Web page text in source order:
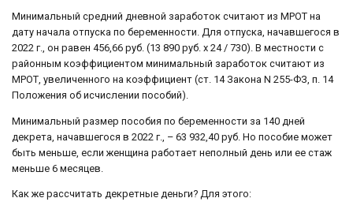
Минимальный средний дневной заработок считают из МРОТ на
дату начала отпуска по беременности. Для отпуска, начавшегося в
2022 г., он равен 456,66 руб. (13 890 руб. x 24 / 730). В местности с
районным коэффициентом минимальный заработок считают из
МРОТ, увеличенного на коэффициент (ст. 14 Закона N 255-ФЗ, п. 14
Положения об исчислении пособий).
Минимальный размер пособия по беременности за 140 дней
декрета, начавшегося в 2022 г., – 63 932,40 руб. Но пособие может
быть меньше, если женщина работает неполный день или ее стаж
меньше 6 месяцев.
Как же рассчитать декретные деньги? Для этого: